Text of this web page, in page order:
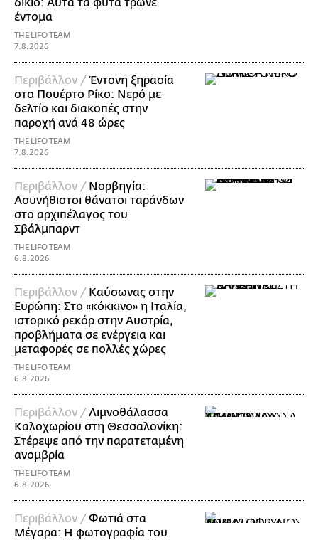
δίκιο: Αυτά τα φυτά τρώνε
έντομα
THE LIFO TEAM
7.8.2026
Περιβάλλον /Έντονη ξηρασία
στο Πουέρτο Ρίκο: Νερό με
δελτίο και διακοπές στην
παροχή ανά 48 ώρες
THE LIFO TEAM
7.8.2026
Περιβάλλον / Νορβηγία:
Ασυνήθιστοι θάνατοι ταράνδων
στο αρχιπέλαγος του
Σβάλμπαρντ
THE LIFO TEAM
6.8.2026
Περιβάλλον / Καύσωνας στην
Ευρώπη: Στο «κόκκινο» η Ιταλία,
ιστορικό ρεκόρ στην Αυστρία,
προβλήματα σε ενέργεια και
μεταφορές σε πολλές χώρες
THE LIFO TEAM
6.8.2026
Περιβάλλον /Λιμνοθάλασσα
Καλοχωρίου στη Θεσσαλονίκη:
Στέρεψε από την παρατεταμένη
ανομβρία
THE LIFO TEAM
6.8.2026
Περιβάλλον /Φωτιά στα
Μέγαρα: Η φωτογραφία του